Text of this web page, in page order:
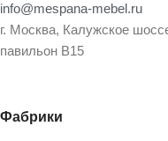
info@mespana-mebel.ru
г. Москва, Калужское
павильон В15
Фабрики